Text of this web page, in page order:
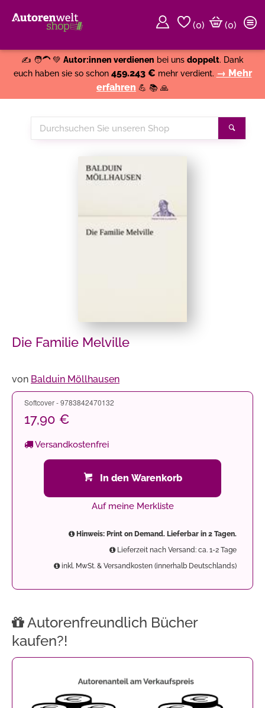
(0)
(0)
✍️ 🧑‍🦱 💚 Autor:innen verdienen bei uns doppelt. Dank
euch haben sie so schon 459.243 € mehr verdient. → Mehr
erfahren 💪 📚 🙏
Durchsuchen
Sie
Die Familie Melville
von Balduin Möllhausen
Softcover - 9783842470132
17,90 €
Versandkostenfrei
In den Warenkorb
Auf meine Merkliste
Hinweis: Print on Demand. Lieferbar in 2 Tagen.
Lieferzeit nach Versand: ca. 1-2 Tage
inkl. MwSt. & Versandkosten (innerhalb Deutschlands)
Autorenfreundlich Bücher
kaufen?!